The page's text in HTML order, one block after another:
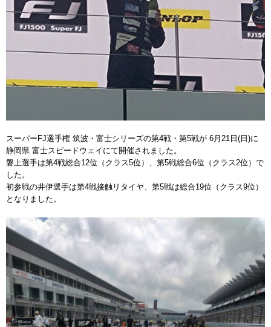
スーパーFJ選手権 筑波・富士シリーズの第4戦・第5戦が 6月21日(日)に
静岡県 富士スピードウェイにて開催されました。
磐上選手は第4戦総合12位（クラス5位）、第5戦総合6位（クラス2位）で
した。
初参戦の井伊選手は第4戦接触リタイヤ、第5戦は総合19位（クラス9位）
となりました。